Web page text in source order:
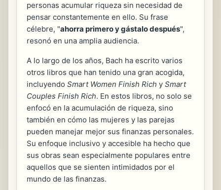
personas acumular riqueza sin necesidad de
pensar constantemente en ello. Su frase
célebre, "ahorra primero y gástalo después",
resonó en una amplia audiencia.
A lo largo de los años, Bach ha escrito varios
otros libros que han tenido una gran acogida,
incluyendo Smart Women Finish Rich y Smart
Couples Finish Rich. En estos libros, no solo se
enfocó en la acumulación de riqueza, sino
también en cómo las mujeres y las parejas
pueden manejar mejor sus finanzas personales.
Su enfoque inclusivo y accesible ha hecho que
sus obras sean especialmente populares entre
aquellos que se sienten intimidados por el
mundo de las finanzas.